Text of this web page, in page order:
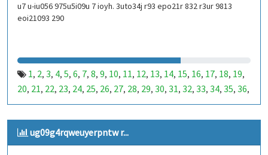
u7 u-iu056 975u5i09u 7 ioyh. 3uto34j r93 epo21r 832 r3ur 9813
eoi21093 290
1, 2, 3, 4, 5, 6, 7, 8, 9, 10, 11, 12, 13, 14, 15, 16, 17, 18, 19,
20, 21, 22, 23, 24, 25, 26, 27, 28, 29, 30, 31, 32, 33, 34, 35, 36,
37,38,39,40,41,42,43,44,45,46,47,48,49,50,51,52,53,
99,100,101,102,103,104,105,106,107,108,109,110,
111,112,113,114,115,116,
123,124,125,126,127,128,129,130,131,132,133,134,
ug09g4rqweuyerpntw r...